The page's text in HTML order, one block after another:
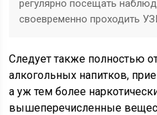
регулярно посещать
своевременно проходить
Следует также полностью
алкогольных напитков,
а уж тем более
вышеперечисленные